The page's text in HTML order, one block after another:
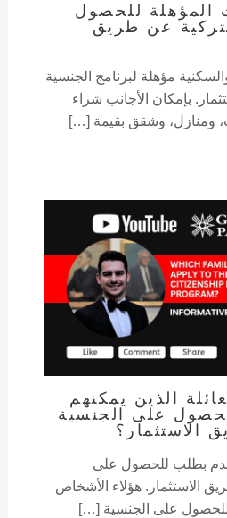
المؤهلة للحصول
عن طريق
مؤهلة لبرنامج الجنسية
بإمكان الأجانب شراء
ومنازل، وشقق بقيمة […]
الذين يمكنهم
على الجنسية
الاستثمار؟
بطلب للحصول على
الاستثمار. هؤلاء الأشخاص
على الجنسية […]